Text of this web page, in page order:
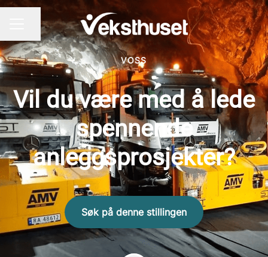
KARRIEREMENY
Del siden
VOSS
Vil du være med å lede
spennende
anleggsprosjekter?
Søk på denne stillingen